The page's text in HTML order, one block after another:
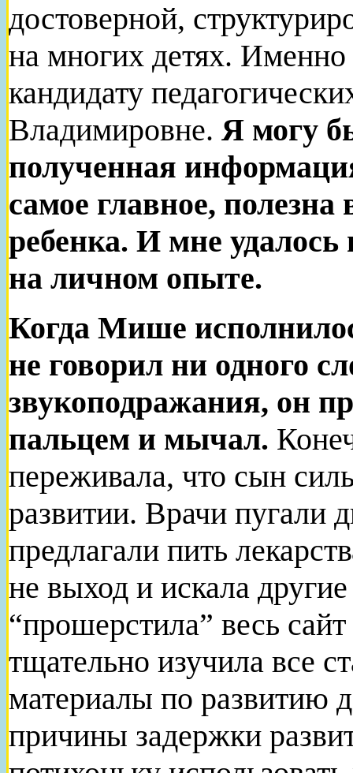
достоверной,
на многих детях.
кандидату
Владимировне. Я могу
полученная
самое главное, полезна
ребенка. И мне удалось
на личном опыте.
Когда Мише
не говорил ни одного
звукоподражания, он
пальцем и мычал.
переживала, что сын
развитии. Врачи пугали
предлагали пить
не выход и искала
“прошерстила” весь
тщательно изучила все
материалы по развитию
причины задержки